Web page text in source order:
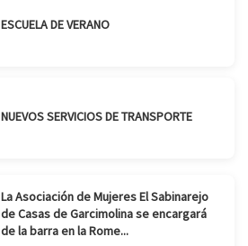
ESCUELA DE VERANO
NUEVOS SERVICIOS DE TRANSPORTE
La Asociación de Mujeres El Sabinarejo
de Casas de Garcimolina se encargará
de la barra en la Rome...